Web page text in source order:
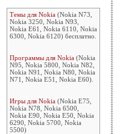
Темы для Nokia (Nokia N73,
Nokia 3250, Nokia N93,
Nokia E61, Nokia 6110, Nokia
6300, Nokia 6120) бесплатно.
Программы для Nokia (Nokia
N95, Nokia 5800, Nokia N82,
Nokia N91, Nokia N80, Nokia
N71, Nokia E51, Nokia E60).
Игры для Nokia (Nokia E75,
Nokia N78, Nokia 6500,
Nokia E90, Nokia E50, Nokia
6290, Nokia 5700, Nokia
5500)